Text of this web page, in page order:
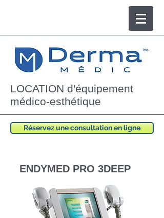
LOCATION d'équipement
médico-esthétique
Réservez une consultation en ligne
ENDYMED PRO 3DEEP